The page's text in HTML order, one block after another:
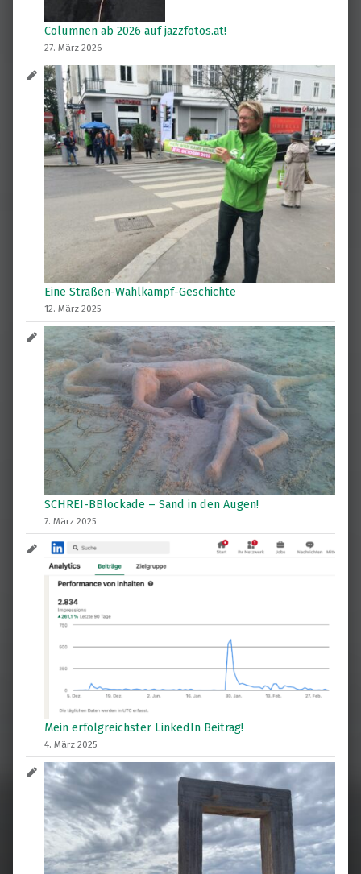
Columnen ab 2026 auf jazzfotos.at!
27. März 2026
Eine Straßen-Wahlkampf-Geschichte
12. März 2025
SCHREI-BBlockade – Sand in den Augen!
7. März 2025
Mein erfolgreichster LinkedIn Beitrag!
4. März 2025